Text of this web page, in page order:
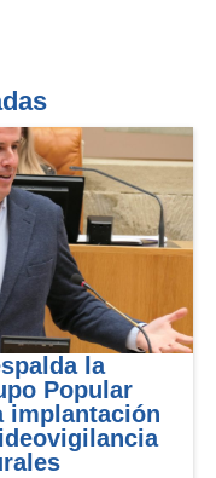
la
Popular
implantación